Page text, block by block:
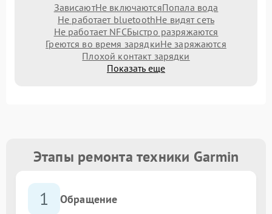
ЗависаютНе включаютсяПопала вода
Не работает bluetoothНе видят сеть
Не работает NFCБыстро разряжаются
Греются во время зарядкиНе заряжаются
Плохой контакт зарядки
Показать еще
Этапы ремонта техники Garmin
1 Обращение